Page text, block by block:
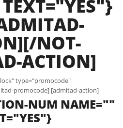
NOT-
ACTION]
type="promocode"
promocode] [admitad-action]
NUM NAME=""